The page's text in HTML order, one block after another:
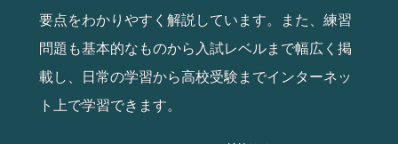
要点をわかりやすく解説しています。また、練習
問題も基本的なものから入試レベルまで幅広く掲
載し、日常の学習から高校受験までインターネッ
ト上で学習できます。